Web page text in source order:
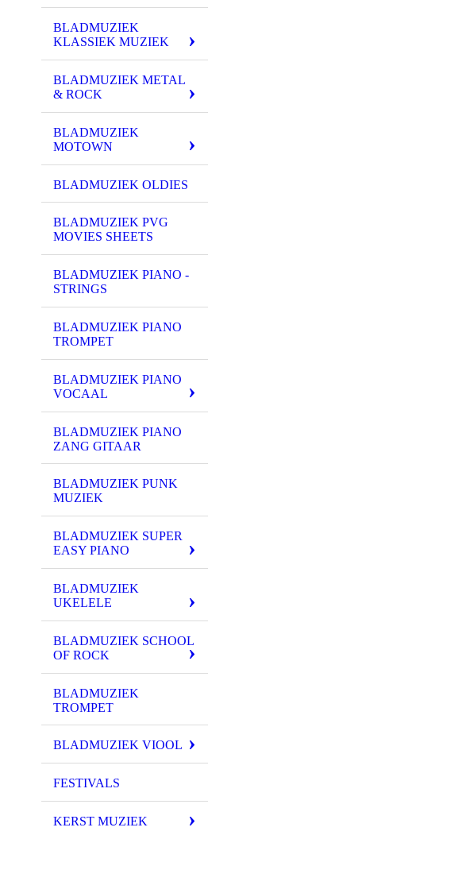
BLADMUZIEK
KLASSIEK MUZIEK
BLADMUZIEK METAL
& ROCK
BLADMUZIEK
MOTOWN
BLADMUZIEK OLDIES
BLADMUZIEK PVG
MOVIES SHEETS
BLADMUZIEK PIANO -
STRINGS
BLADMUZIEK PIANO
TROMPET
BLADMUZIEK PIANO
VOCAAL
BLADMUZIEK PIANO
ZANG GITAAR
BLADMUZIEK PUNK
MUZIEK
BLADMUZIEK SUPER
EASY PIANO
BLADMUZIEK
UKELELE
BLADMUZIEK SCHOOL
OF ROCK
BLADMUZIEK
TROMPET
BLADMUZIEK VIOOL
FESTIVALS
KERST MUZIEK